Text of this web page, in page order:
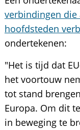
verbindingen die
hoofdsteden
ondertekenen:
"Het is tijd dat
het voortouw
tot stand
Europa. Om dit
in beweging te